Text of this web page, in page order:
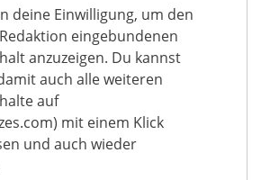
deine Einwilligung, um den
eingebundenen
anzuzeigen. Du kannst
auch alle weiteren
auf
mit einem Klick
und auch wieder